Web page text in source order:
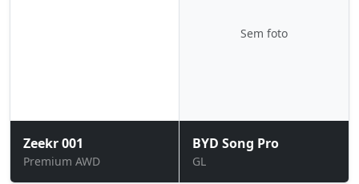
Zeekr 001
Premium AWD
Sem foto
BYD Song Pro
GL